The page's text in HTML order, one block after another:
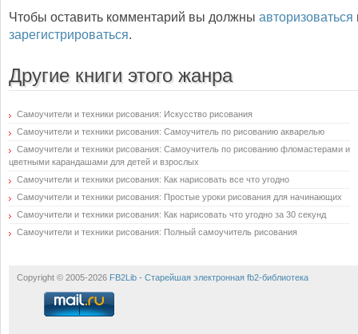
Чтобы оставить комментарий вы должны авторизоваться
зарегистрироваться.
Другие книги этого жанра
Самоучители и техники рисования: Искусство рисования
Самоучители и техники рисования: Самоучитель по рисованию акварелью
Самоучители и техники рисования: Самоучитель по рисованию фломастерами и
цветными карандашами для детей и взрослых
Самоучители и техники рисования: Как нарисовать все что угодно
Самоучители и техники рисования: Простые уроки рисования для начинающих
Самоучители и техники рисования: Как нарисовать что угодно за 30 секунд
Самоучители и техники рисования: Полный самоучитель рисования
Copyright © 2005-2026 FB2Lib - Старейшая электронная fb2-библиотека